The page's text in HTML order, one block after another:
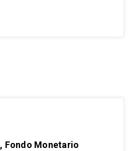
Fondo Monetario